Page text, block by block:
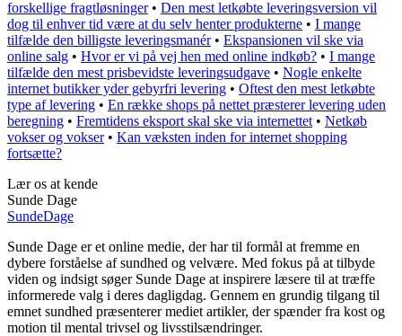
forskellige fragtløsninger• Den mest letkøbte leveringsversion vil
dog til enhver tid være at du selv henter produkterne • I mange
tilfælde den billigste leveringsmanér• Ekspansionen vil ske via
online salg • Hvor er vi på vej hen med online indkøb? • I mange
tilfælde den mest prisbevidste leveringsudgave • Nogle enkelte
internet butikker yder gebyrfri levering • Oftest den mest letkøbte
type af levering • En række shops på nettet præsterer levering uden
beregning • Fremtidens eksport skal ske via internettet • Netkøb
vokser og vokser• Kan væksten inden for internet shopping
fortsætte?
Lær os at kende
Sunde Dage
SundeDage
Sunde Dage er et online medie, der har til formål at fremme en
dybere forståelse af sundhed og velvære. Med fokus på at tilbyde
viden og indsigt søger Sunde Dage at inspirere læsere til at træffe
informerede valg i deres dagligdag. Gennem en grundig tilgang til
emnet sundhed præsenterer mediet artikler, der spænder fra kost og
motion til mental trivsel og livsstilsændringer.